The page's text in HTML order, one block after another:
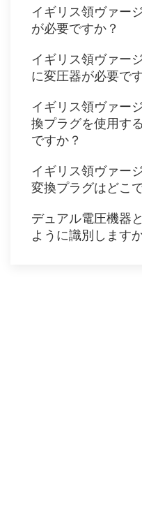
イギリス領ヴァー
が必要ですか？
イギリス領ヴァー
に変圧器が必要で
イギリス領ヴァー
換プラグを使用す
ですか？
イギリス領ヴァー
変換プラグはどこ
デュアル電圧機器
ように識別します